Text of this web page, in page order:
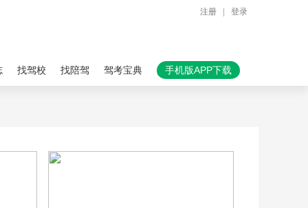
注册 登录
找驾校 找陪驾 驾考宝典 手机版APP下载